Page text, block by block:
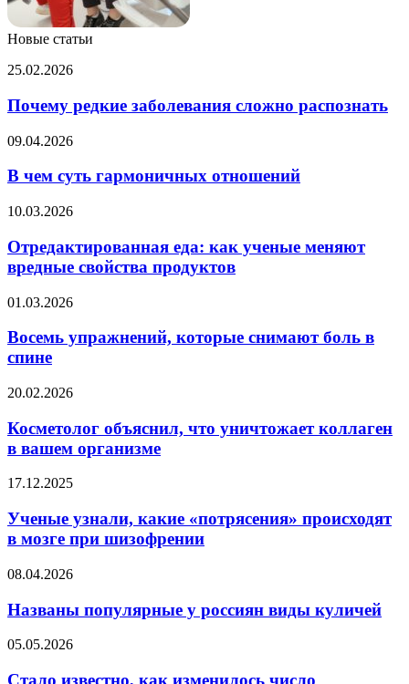
Новые статьи
Почему
заболевания
сложно
распознать
25.02.2026
Почему редкие заболевания сложно распознать
В
суть
гармоничных
отношений
09.04.2026
В чем суть гармоничных отношений
Отредактированная
как
ученые
меняют
свойства
10.03.2026
Отредактированная еда: как ученые меняют
вредные свойства продуктов
Восемь
которые
боль
спине
01.03.2026
Восемь упражнений, которые снимают боль в
спине
Косметолог
что
уничтожает
коллаген
вашем
20.02.2026
Косметолог объяснил, что уничтожает коллаген
в вашем организме
Ученые
какие
«потрясения»
происходят
мозге
шизофрении
17.12.2025
Ученые узнали, какие «потрясения» происходят
в мозге при шизофрении
Названы
у
россиян
виды
08.04.2026
Названы популярные у россиян виды куличей
Стало
как
05.05.2026
Стало известно, как изменилось число